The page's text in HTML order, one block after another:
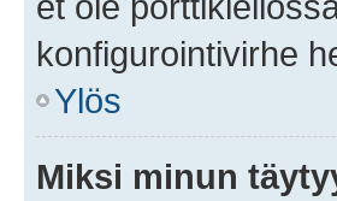
konfigurointivirhe
Ylös
Miksi minun